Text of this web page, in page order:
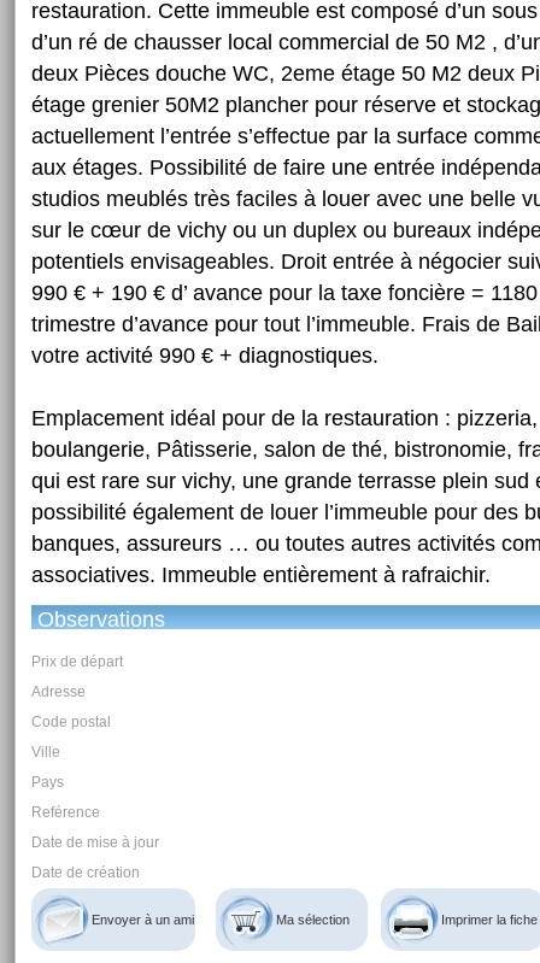
restauration. Cette immeuble est composé d’un
d’un ré de chausser local commercial de 50 M2 ,
deux Pièces douche WC, 2eme étage 50 M2 deux
étage grenier 50M2 plancher pour réserve et
actuellement l’entrée s’effectue par la surface
aux étages. Possibilité de faire une entrée
studios meublés très faciles à louer avec une belle
sur le cœur de vichy ou un duplex ou bureaux
potentiels envisageables. Droit entrée à négocier
990 € + 190 € d’ avance pour la taxe foncière =
trimestre d’avance pour tout l’immeuble. Frais de
votre activité 990 € + diagnostiques.
Emplacement idéal pour de la restauration :
boulangerie, Pâtisserie, salon de thé, bistronomie,
qui est rare sur vichy, une grande terrasse plein
possibilité également de louer l’immeuble pour des
banques, assureurs … ou toutes autres activités
associatives. Immeuble entièrement à rafraichir.
Observations
Prix de départ
Adresse
Code postal
Ville
Pays
Reférence
Date de mise à jour
Date de création
Envoyer à un ami Ma sélection Imprimer la fiche